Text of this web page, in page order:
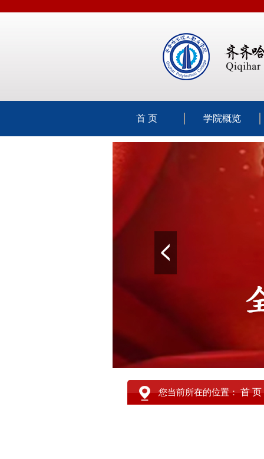
首 页 学院概览
您当前所在的位置：首 页